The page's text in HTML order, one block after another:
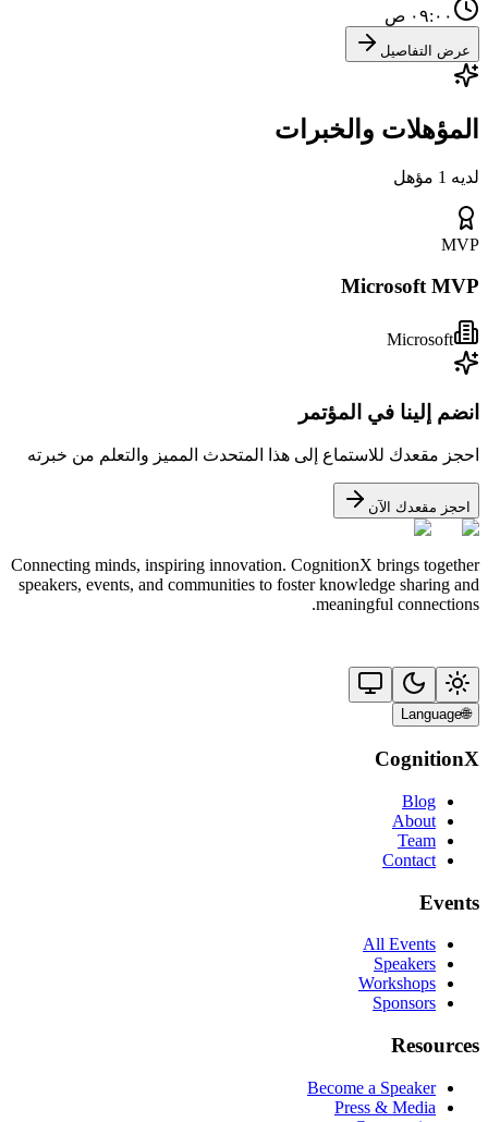
٠٩:٠٠ ص
عرض التفاصيل
المؤهلات والخبرات
لديه 1 مؤهل
MVP
Microsoft MVP
Microsoft
انضم إلينا في المؤتمر
احجز مقعدك للاستماع إلى هذا المتحدث المميز والتعلم من خبرته
احجز مقعدك الآن
Connecting minds, inspiring innovation. CognitionX brings together
speakers, events, and communities to foster knowledge sharing and
meaningful connections.
🌐
Language
CognitionX
Blog
About
Team
Contact
Events
All Events
Speakers
Workshops
Sponsors
Resources
Become a Speaker
Press & Media